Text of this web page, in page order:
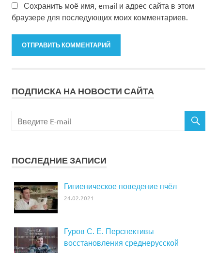
Сохранить моё имя, email и адрес сайта в этом
браузере для последующих моих комментариев.
ПОДПИСКА НА НОВОСТИ САЙТА
ПОСЛЕДНИЕ ЗАПИСИ
Гигиеническое поведение пчёл
24.02.2021
Гуров С. Е. Перспективы
восстановления среднерусской